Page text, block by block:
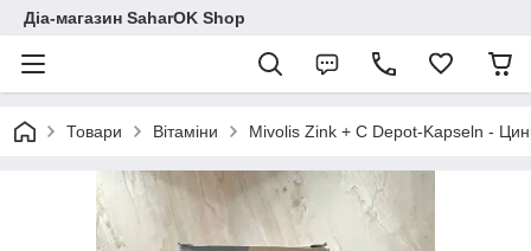
Діа-магазин SaharOK Shop
Товари Вітаміни Mivolis Zink + C Depot-Kapseln -